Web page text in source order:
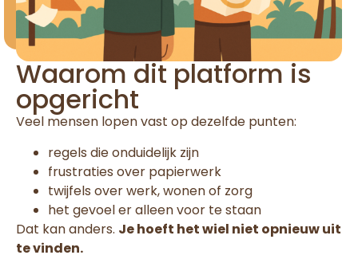
Waarom dit platform is
opgericht
Veel mensen lopen vast op dezelfde punten:
regels die onduidelijk zijn
frustraties over papierwerk
twijfels over werk, wonen of zorg
het gevoel er alleen voor te staan
Dat kan anders. Je hoeft het wiel niet opnieuw uit
te vinden.